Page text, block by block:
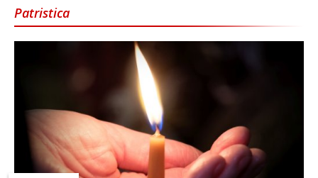
Patristica